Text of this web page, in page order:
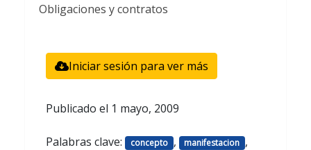
Obligaciones y contratos
Iniciar sesión para ver más
Publicado el 1 mayo, 2009
Palabras clave: concepto , manifestacion ,